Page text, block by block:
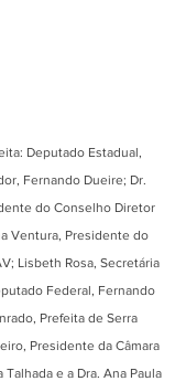
Deputado Estadual,
Fernando Dueire; Dr.
do Conselho Diretor
Ventura, Presidente do
Lisbeth Rosa, Secretária
Federal, Fernando
Prefeita de Serra
Presidente da Câmara
e a Dra. Ana Paula